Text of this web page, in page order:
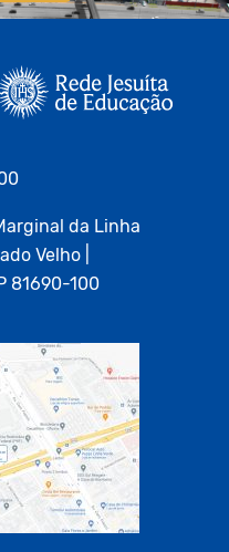
da Linha
Velho |
81690-100